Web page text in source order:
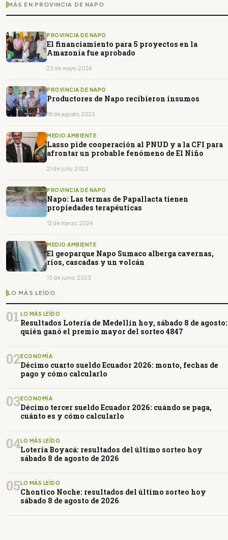
MÁS EN PROVINCIA DE NAPO
PROVINCIA DE NAPO
El financiamiento para 5 proyectos en la
Amazonía fue aprobado
23 de mayo, 2024
PROVINCIA DE NAPO
Productores de Napo recibieron insumos
18 de agosto, 2023
MEDIO AMBIENTE
Lasso pide cooperación al PNUD y a la CFI para
afrontar un probable fenómeno de El Niño
21 de julio, 2023
PROVINCIA DE NAPO
Napo: Las termas de Papallacta tienen
propiedades terapéuticas
12 de marzo, 2024
MEDIO AMBIENTE
El geoparque Napo Sumaco alberga cavernas,
ríos, cascadas y un volcán
13 de junio, 2023
LO MÁS LEÍDO
01 LO MÁS LEÍDO
Resultados Lotería de Medellín hoy, sábado 8 de agosto:
quién ganó el premio mayor del sorteo 4847
02ECONOMÍA
Décimo cuarto sueldo Ecuador 2026: monto, fechas de
pago y cómo calcularlo
03ECONOMÍA
Décimo tercer sueldo Ecuador 2026: cuándo se paga,
cuánto es y cómo calcularlo
04LO MÁS LEÍDO
Lotería Boyacá: resultados del último sorteo hoy
sábado 8 de agosto de 2026
05LO MÁS LEÍDO
Chontico Noche: resultados del último sorteo hoy
sábado 8 de agosto de 2026